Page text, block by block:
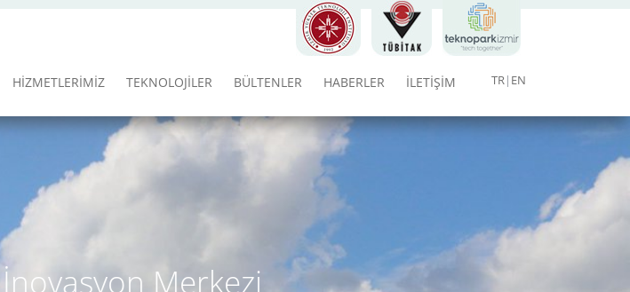
TR EN
HİZMETLERİMİZ TEKNOLOJİLER BÜLTENLER HABERLER İLETİŞİM